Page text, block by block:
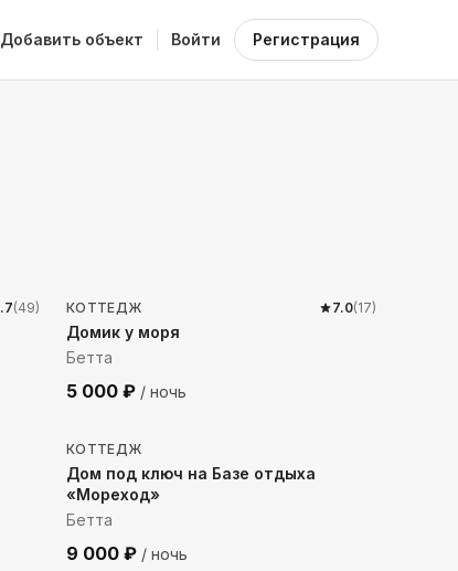
Добавить объект Войти Регистрация
(49) КОТТЕДЖ 7.0(17)
Домик у моря
Бетта
5 000 ₽ / ночь
50 м до моря
КОТТЕДЖ
Дом под ключ на Базе отдыха
«Мореход»
Бетта
9 000 ₽ / ночь
413 м до моря